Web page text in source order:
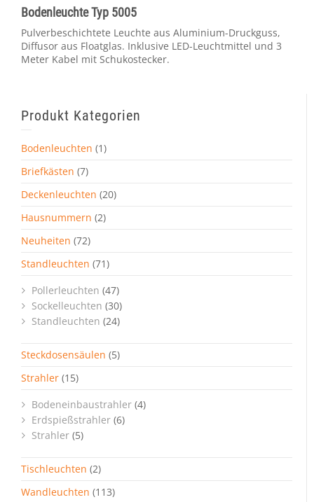
Bodenleuchte Typ 5005
Pulverbeschichtete Leuchte aus Aluminium-Druckguss,
Diffusor aus Floatglas. Inklusive LED-Leuchtmittel und 3
Meter Kabel mit Schukostecker.
Produkt Kategorien
Bodenleuchten (1)
Briefkästen (7)
Deckenleuchten (20)
Hausnummern (2)
Neuheiten (72)
Standleuchten (71)
Pollerleuchten (47)
Sockelleuchten (30)
Standleuchten (24)
Steckdosensäulen (5)
Strahler (15)
Bodeneinbaustrahler (4)
Erdspießstrahler (6)
Strahler (5)
Tischleuchten (2)
Wandleuchten (113)